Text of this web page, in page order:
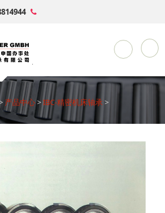
Toggle
产品中心>IBC-精密机床轴承 >